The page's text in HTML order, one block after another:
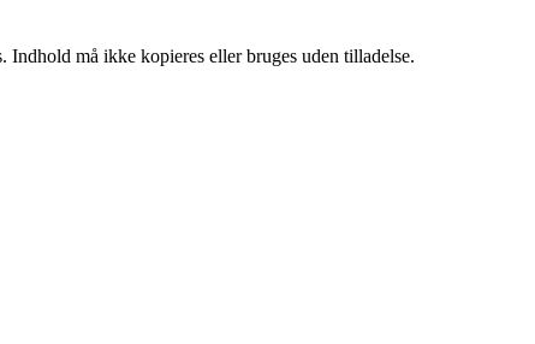
må ikke kopieres eller bruges uden tilladelse.